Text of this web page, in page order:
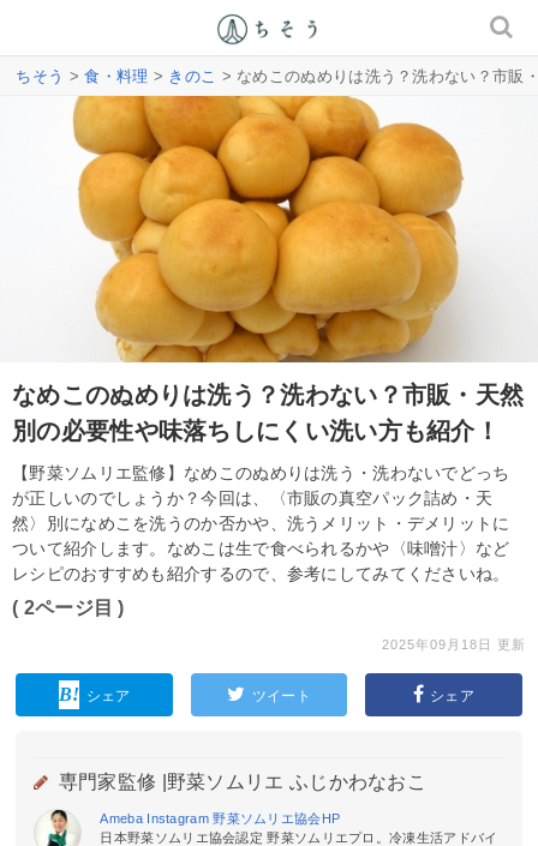
ちそう >食・料理 > きのこ > なめこのぬめりは洗う？洗わない？市販
なめこのぬめりは洗う？洗わない？市販・天然
別の必要性や味落ちしにくい洗い方も紹介！
【野菜ソムリエ監修】なめこのぬめりは洗う・洗わないでどっち
が正しいのでしょうか？今回は、〈市販の真空パック詰め・天
然〉別になめこを洗うのか否かや、洗うメリット・デメリットに
ついて紹介します。なめこは生で食べられるかや〈味噌汁〉など
レシピのおすすめも紹介するので、参考にしてみてくださいね。
( 2ページ目 )
2025年09月18日 更新
シェア ツイート シェア
専門家監修 | 野菜ソムリエ ふじかわなおこ
Ameba Instagram 野菜ソムリエ協会HP
日本野菜ソムリエ協会認定 野菜ソムリエプロ。冷凍生活アドバイ